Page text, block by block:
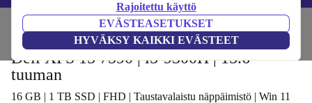
Rajoitettu käyttö
EVÄSTEASETUKSET
HYVÄKSY KAIKKI EVÄSTEET
Kannettavat tietokoneet Dellin kannettavat tietokoneet
Dell XPS 15 7590 | i5-9300H | 15.6-
tuuman
16 GB | 1 TB SSD | FHD | Taustavalaistu näppäimistö | Win 11